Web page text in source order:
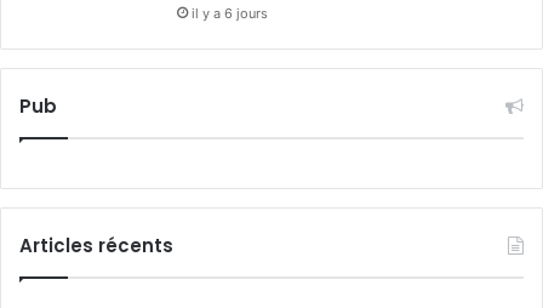
il y a 6 jours
Pub
Articles récents